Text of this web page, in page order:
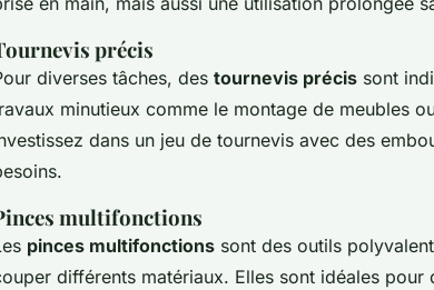
précis
diverses tâches, des tournevis précis sont
minutieux comme le montage de meubles
dans un jeu de tournevis avec des
multifonctions
pinces multifonctions sont des outils
différents matériaux. Elles sont idéales